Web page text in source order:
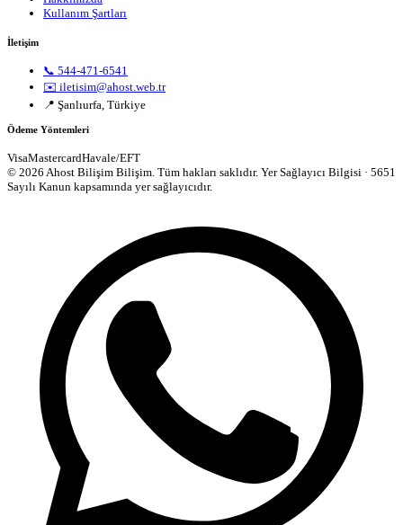
Kullanım Şartları
İletişim
📞 544-471-6541
✉️ iletisim@ahost.web.tr
📍 Şanlıurfa, Türkiye
Ödeme Yöntemleri
VisaMastercardHavale/EFT
© 2026 Ahost Bilişim Bilişim. Tüm hakları saklıdır. Yer Sağlayıcı Bilgisi · 5651
Sayılı Kanun kapsamında yer sağlayıcıdır.